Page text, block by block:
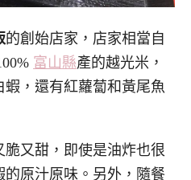
的創始店家，店家相當自
富山縣產的越光米，
，還有紅蘿蔔和黃尾魚
又甜，即使是油炸也很
原汁原味。另外，隨餐